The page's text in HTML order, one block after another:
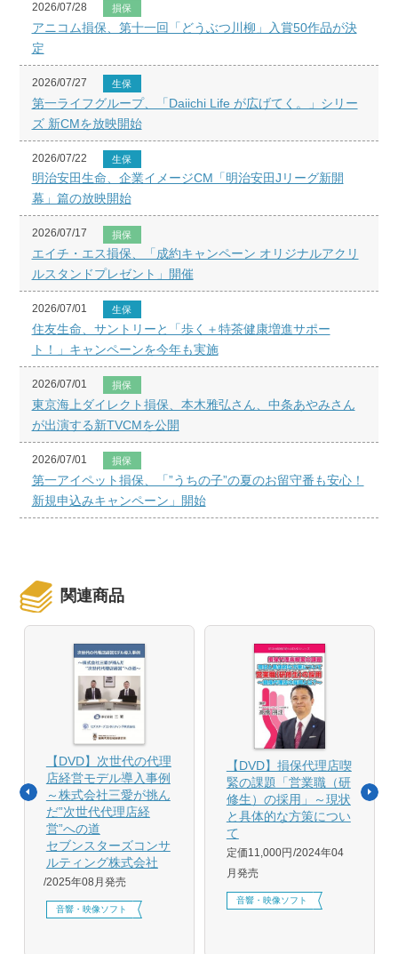
2026/07/28 損保
アニコム損保、第十一回「どうぶつ川柳」入賞50作品が決
定
2026/07/27 生保
第一ライフグループ、「Daiichi Life が広げてく。」シリー
ズ 新CMを放映開始
2026/07/22 生保
明治安田生命、企業イメージCM「明治安田Jリーグ新開
幕」篇の放映開始
2026/07/17 損保
エイチ・エス損保、「成約キャンペーン オリジナルアクリ
ルスタンドプレゼント」開催
2026/07/01 生保
住友生命、サントリーと「歩く＋特茶健康増進サポー
ト！」キャンペーンを今年も実施
2026/07/01 損保
東京海上ダイレクト損保、本木雅弘さん、中条あやみさん
が出演する新TVCMを公開
2026/07/01 損保
第一アイペット損保、「”うちの子”の夏のお留守番も安心！
新規申込みキャンペーン」開始
関連商品
【DVD】次世代の代理
店経営モデル導入事例
～株式会社三愛が挑ん
だ”次世代代理店経
営”への道
セブンスターズコンサ
ルティング株式会社
2025年08月発売
音響・映像ソフト
【DVD】損保代理店喫
緊の課題「営業職（研
修生）の採用」～現状
と具体的な方策につい
て
定価11,000円 2024年04
月発売
音響・映像ソフト